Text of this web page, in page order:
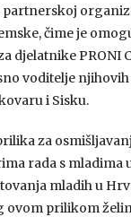
čime je
djelatnike PRONI
voditelje
i Sisku.
za
rada s mladima
mladih u
ovom prilikom